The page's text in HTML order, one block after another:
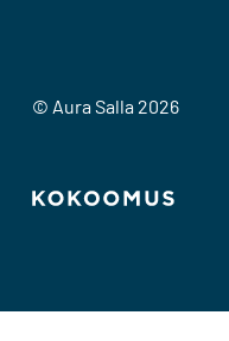
© Aura Salla 2026